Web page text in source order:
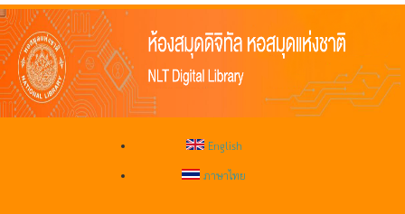
English
ภาษาไทย